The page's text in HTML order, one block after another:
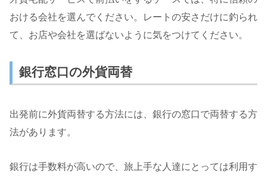
おける会社を選んでください。レートの安さだけに釣られ
て、お店や会社を選ばないように気をつけてください。
銀行窓口の外貨両替
出発前に外貨両替する方法には、銀行の窓口で両替する方
法があります。
銀行は手数料が高いので、旅上手な人達にとっては利用す